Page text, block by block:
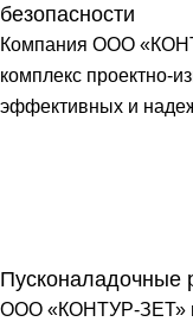
безопасности
Компания ООО
комплекс проектно-
эффективных и
Пусконаладочные
ООО «КОНТУР-ЗЕТ»